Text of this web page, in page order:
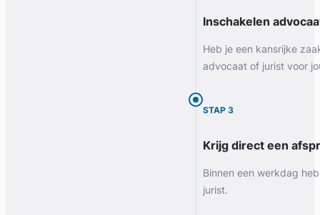
Inschakelen
Heb je een kansrijke
advocaat of jurist voor
STAP 3
Krijg direct een
Binnen een werkdag
jurist.